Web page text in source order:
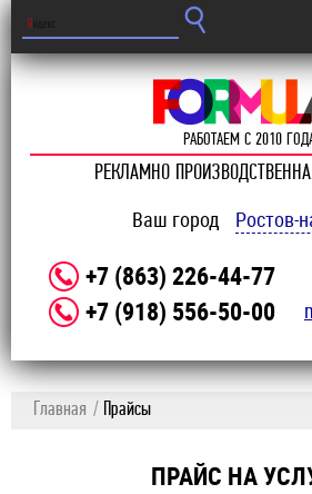
РАБОТАЕМ С 2010
РЕКЛАМНО
Ваш город Ростов-
+7 (863) 226-44-77
+7 (918) 556-50-00
Главная Прайсы
ПРАЙС НА